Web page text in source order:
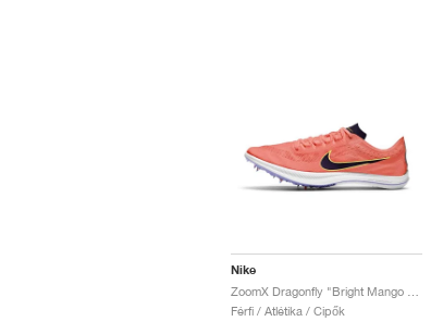
Nike
Férfi / Atlétika / Cipők